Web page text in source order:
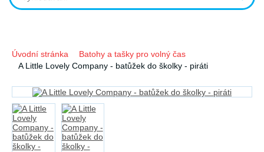
Úvodní stránka
Batohy a tašky pro volný čas
A Little Lovely Company - batůžek do školky - piráti